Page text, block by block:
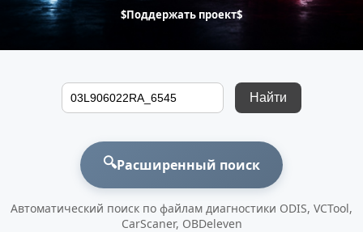
$Поддержать проект$
Найти
🔍Расширенный поиск
Автоматический поиск по файлам диагностики ODIS, VCTool,
CarScaner, OBDeleven